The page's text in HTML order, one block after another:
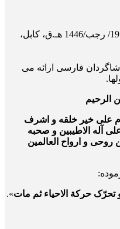
یک‌ شنبه 30/10/1403 هـ.ش مطابق با 19/ رجب/1446 هـ.ق، کابل،
فارسی ارائه می
الرحیم
علی خیر خلقه و اشرف
آله الاطیبین و صحبه
روحی و ارواح العالمین
تحرّک حرکة الاحیاء ثم مات».